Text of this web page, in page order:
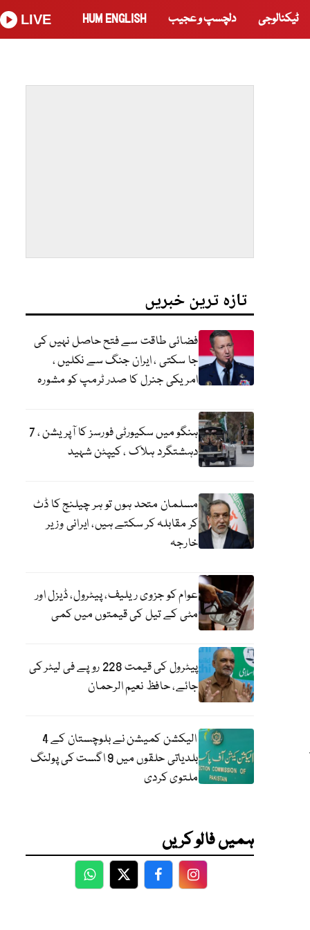
ٹیکنالوجی دلچسپ و عجیب HUM ENGLISH
LIVE
تازہ ترین خبریں
فضائی طاقت سے فتح حاصل نہیں کی
جا سکتی ، ایران جنگ سے نکلیں ،
امریکی جنرل کا صدر ٹرمپ کو مشورہ
ہنگو میں سکیورٹی فورسز کا آپریشن ، 7
دہشتگرد ہلاک ، کیپٹن شہید
مسلمان متحد ہوں تو ہر چیلنج کا ڈٹ
کر مقابلہ کر سکتے ہیں، ایرانی وزیر
خارجہ
عوام کو جزوی ریلیف، پیٹرول، ڈیزل اور
مٹی کے تیل کی قیمتوں میں کمی
پیٹرول کی قیمت 228 روپے فی لیٹر کی
جائے، حافظ نعیم الرحمان
الیکشن کمیشن نے بلوچستان کے 4
بلدیاتی حلقوں میں 9 اگست کی پولنگ
ملتوی کردی
ہمیں فالو کریں
WhatsApp
TwitterFacebookFacebook